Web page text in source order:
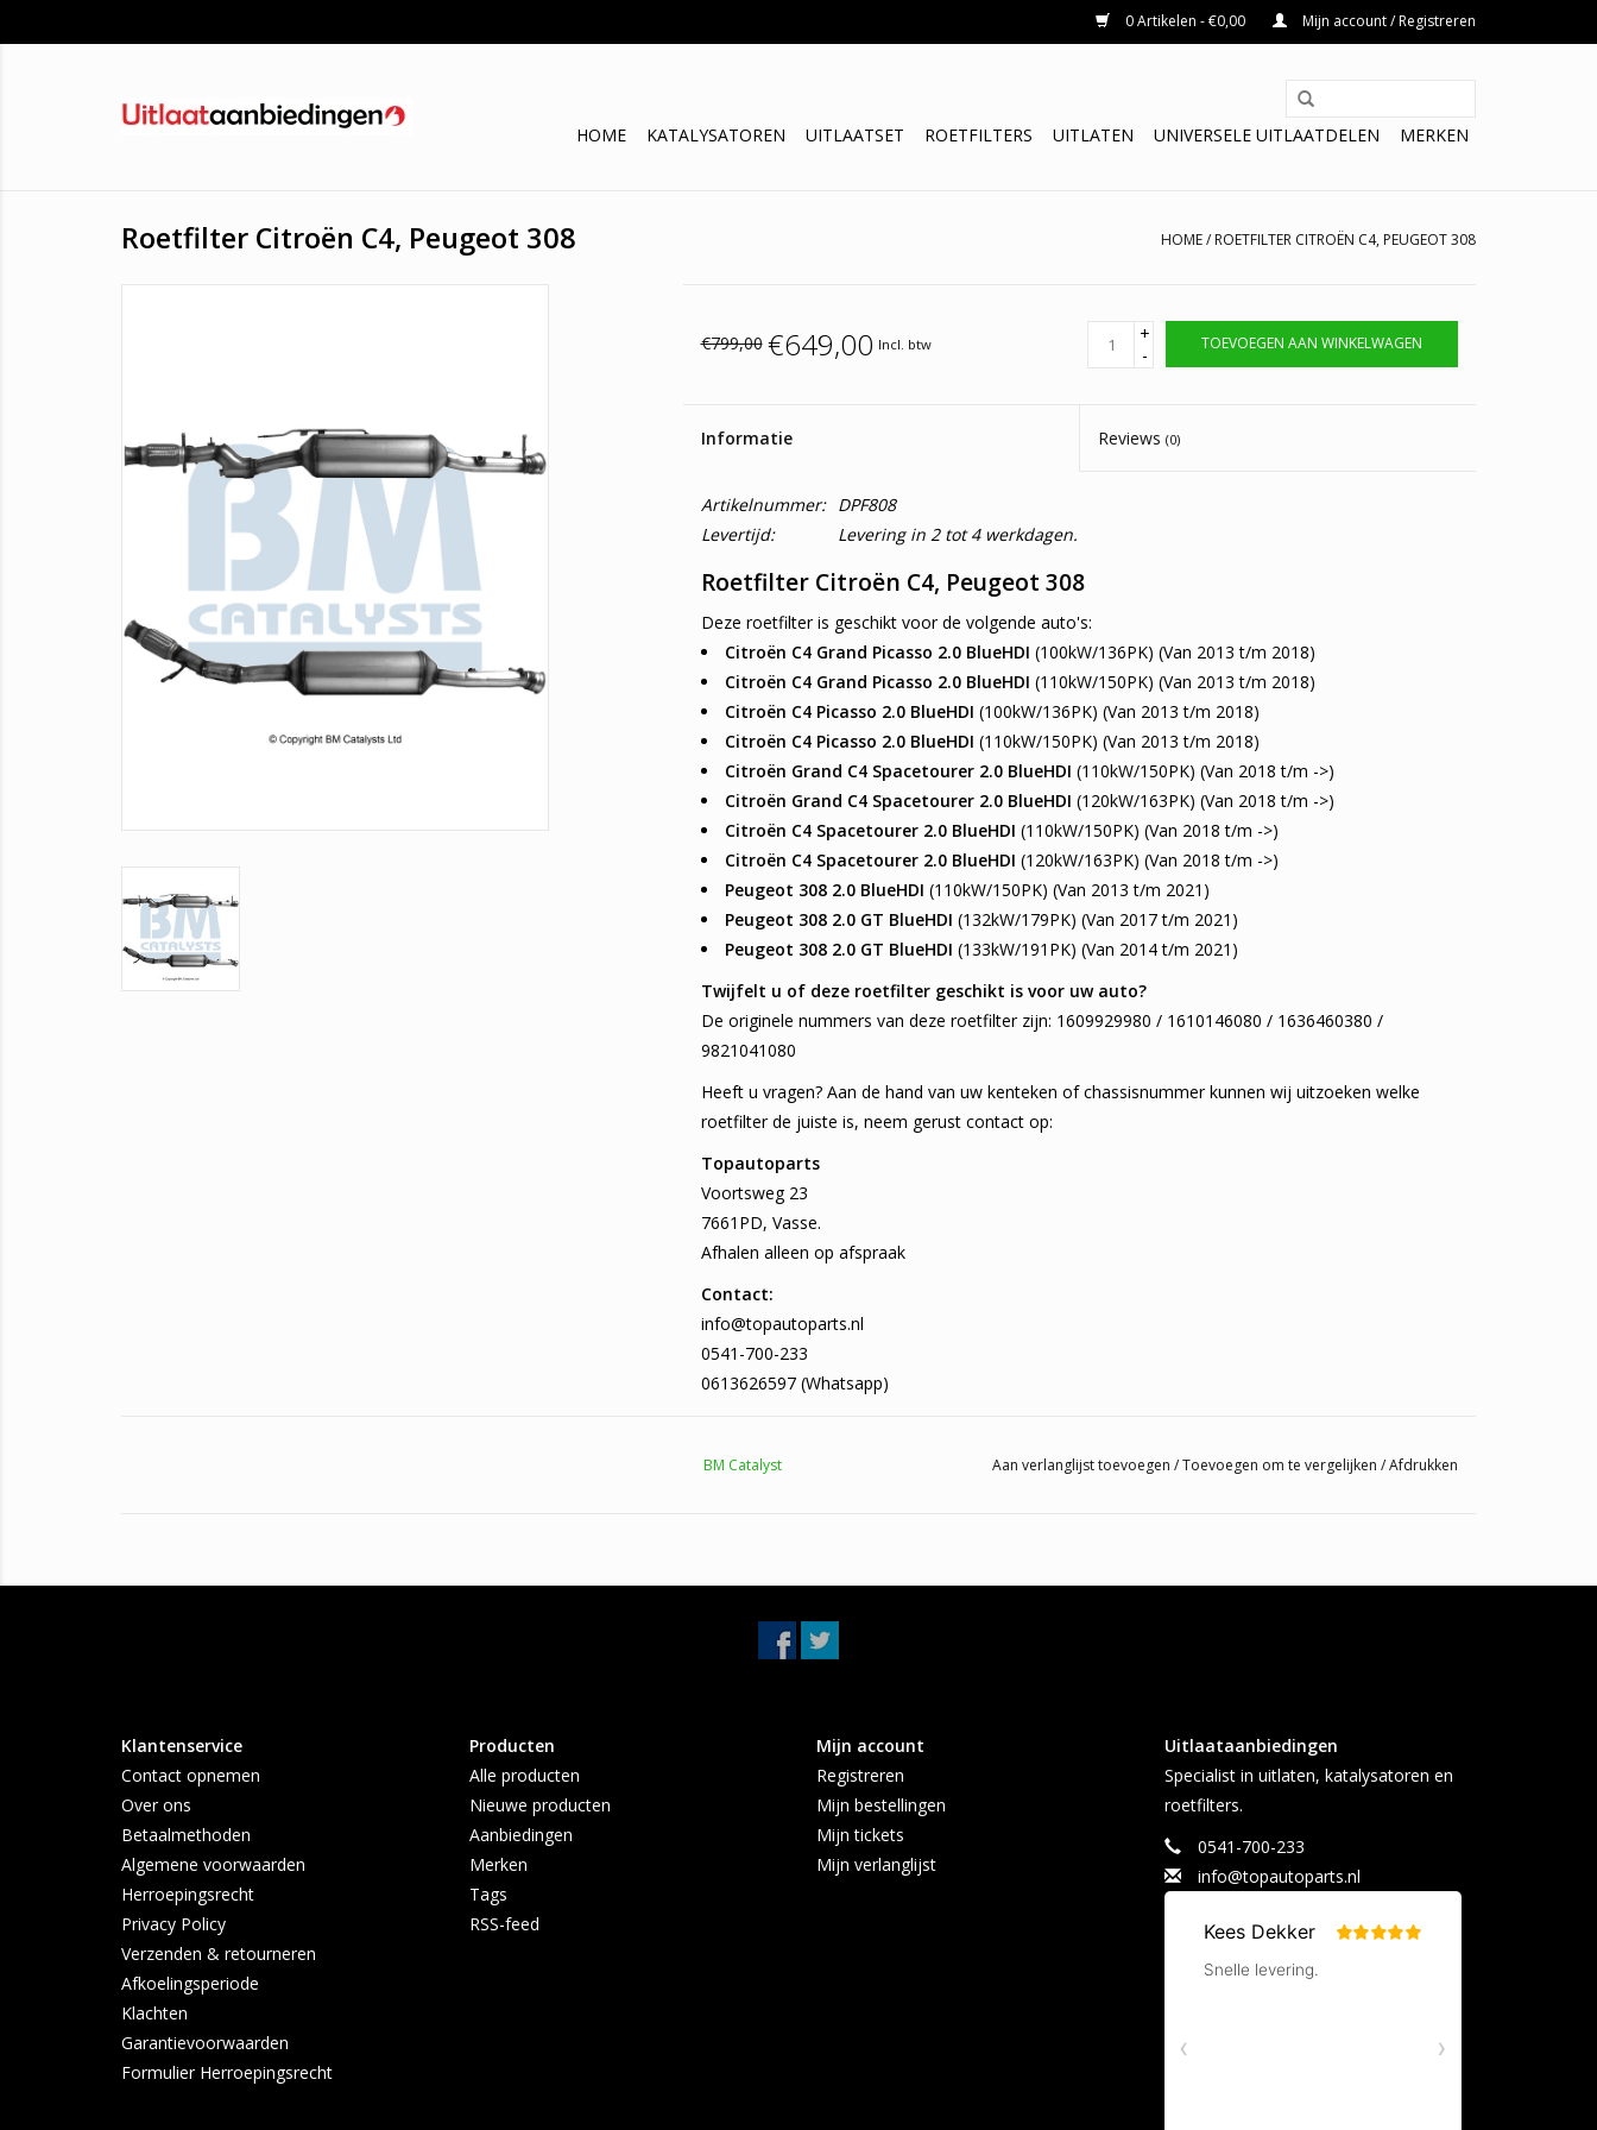
0 Artikelen - €0,00 Mijn account / Registreren
HOME KATALYSATOREN UITLAATSET ROETFILTERS UITLATEN UNIVERSELE UITLAATDELEN MERKEN
Roetfilter Citroën C4, Peugeot 308 HOME/ ROETFILTER CITROËN C4, PEUGEOT 308
€799,00 €649,00 Incl. btw
+
-
TOEVOEGEN AAN WINKELWAGEN
Informatie Reviews(0)
Artikelnummer:
DPF808
Levertijd:
Levering in 2 tot 4 werkdagen.
Roetfilter Citroën C4, Peugeot 308
Deze roetfilter is geschikt voor de volgende auto's:
Citroën C4 Grand Picasso 2.0 BlueHDI (100kW/136PK) (Van 2013 t/m 2018)
Citroën C4 Grand Picasso 2.0 BlueHDI (110kW/150PK) (Van 2013 t/m 2018)
Citroën C4 Picasso 2.0 BlueHDI (100kW/136PK) (Van 2013 t/m 2018)
Citroën C4 Picasso 2.0 BlueHDI (110kW/150PK) (Van 2013 t/m 2018)
Citroën Grand C4 Spacetourer 2.0 BlueHDI (110kW/150PK) (Van 2018 t/m ->)
Citroën Grand C4 Spacetourer 2.0 BlueHDI (120kW/163PK) (Van 2018 t/m ->)
Citroën C4 Spacetourer 2.0 BlueHDI (110kW/150PK) (Van 2018 t/m ->)
Citroën C4 Spacetourer 2.0 BlueHDI (120kW/163PK) (Van 2018 t/m ->)
Peugeot 308 2.0 BlueHDI (110kW/150PK) (Van 2013 t/m 2021)
Peugeot 308 2.0 GT BlueHDI (132kW/179PK) (Van 2017 t/m 2021)
Peugeot 308 2.0 GT BlueHDI (133kW/191PK) (Van 2014 t/m 2021)
Twijfelt u of deze roetfilter geschikt is voor uw auto?
De originele nummers van deze roetfilter zijn: 1609929980 / 1610146080 / 1636460380 /
9821041080
Heeft u vragen? Aan de hand van uw kenteken of chassisnummer kunnen wij uitzoeken welke
roetfilter de juiste is, neem gerust contact op:
Topautoparts
Voortsweg 23
7661PD, Vasse.
Afhalen alleen op afspraak
Contact:
info@topautoparts.nl
0541-700-233
0613626597 (Whatsapp)
BM Catalyst Aan verlanglijst toevoegen /Toevoegen om te vergelijken /Afdrukken
Klantenservice
Contact opnemen
Over ons
Betaalmethoden
Algemene voorwaarden
Herroepingsrecht
Privacy Policy
Verzenden & retourneren
Afkoelingsperiode
Klachten
Garantievoorwaarden
Formulier Herroepingsrecht
Producten
Alle producten
Nieuwe producten
Aanbiedingen
Merken
Tags
RSS-feed
Mijn account
Registreren
Mijn bestellingen
Mijn tickets
Mijn verlanglijst
Uitlaataanbiedingen
Specialist in uitlaten, katalysatoren en
roetfilters.
0541-700-233
info@topautoparts.nl